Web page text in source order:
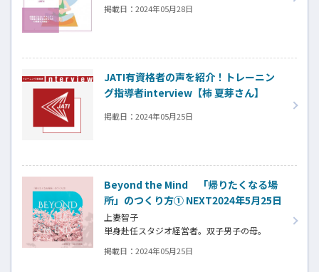
掲載日： 2024年05月28日
JATI有資格者の声を紹介！トレーニン
グ指導者interview【柿 夏芽さん】
掲載日： 2024年05月25日
Beyond the Mind 「帰りたくなる場
所」のつくり方① NEXT2024年5月25日
上妻智子
単身赴任スタジオ経営者。双子男子の母。
運営、
掲載日： 2024年05月25日